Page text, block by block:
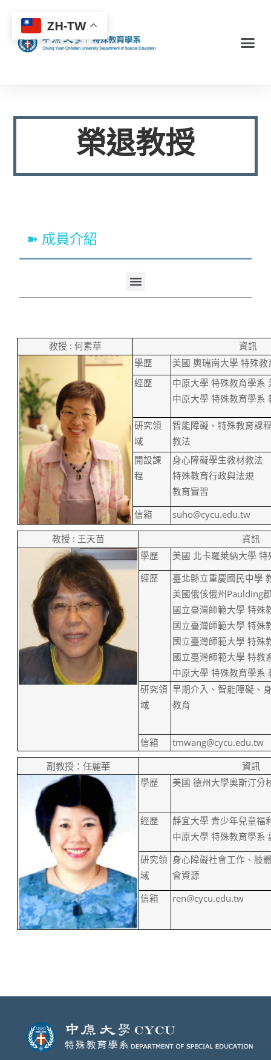
榮退教授
➽ 成員介紹
教授 : 何素華
資訊
學歷
美國 奧瑞崗大學 特殊教
經歷
中原大學 特殊教育學系
中原大學 特殊教育學系
研究領
域
智能障礙、特殊教育課
教法
開設課
程
身心障礙學生教材教法
特殊教育行政與法規
教育實習
信箱
suho@cycu.edu.tw
教授 : 王天苗
資訊
學歷
美國 北卡羅萊納大學 特
經歷
臺北縣立重慶國民中學
美國俄侅俄州Paulding
國立臺灣師範大學 特殊
國立臺灣師範大學 特殊
國立臺灣師範大學 特殊
國立臺灣師範大學 特教
中原大學 特殊教育學系
研究領
域
早期介入、智能障礙、
教育
信箱
tmwang@cycu.edu.tw
副教授：任麗華
資訊
學歷
美國 德州大學奧斯汀分
經歷 靜宜大學 青少年兒童福
中原大學 特殊教育學系
研究領
域
身心障礙社會工作、肢
會資源
信箱
ren@cycu.edu.tw
ZH-TW